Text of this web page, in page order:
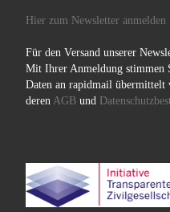
Hier zum Newsletter anmelden
Für den Versand unserer
Mit Ihrer Anmeldung stimmen
Daten an rapidmail übermittelt
deren AGBund